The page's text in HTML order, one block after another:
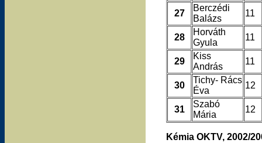
27
Berczédi
Balázs
11
28
Horváth
Gyula
11
29
Kiss
András
11
30
Tichy- Rács
Éva
12
31
Szabó
Mária
12
Kémia OKTV, 2002/